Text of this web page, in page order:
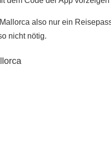
also nur ein
nicht nötig.